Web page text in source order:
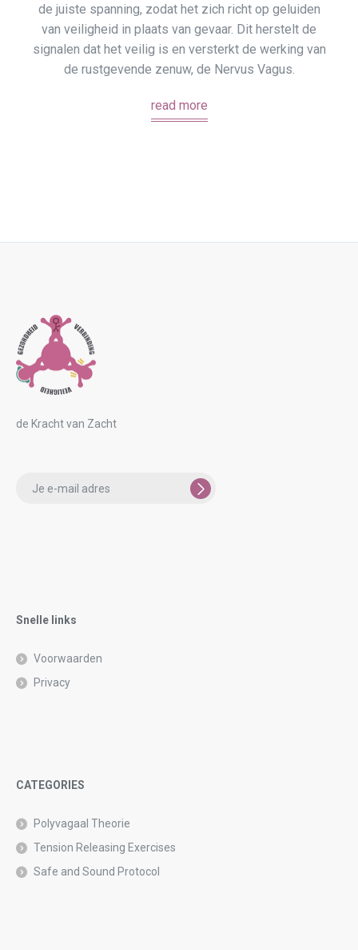
de juiste spanning, zodat het zich richt op geluiden
van veiligheid in plaats van gevaar. Dit herstelt de
signalen dat het veilig is en versterkt de werking van
de rustgevende zenuw, de Nervus Vagus.
read more
de Kracht van Zacht
Snelle links
Voorwaarden
Privacy
CATEGORIES
Polyvagaal Theorie
Tension Releasing Exercises
Safe and Sound Protocol